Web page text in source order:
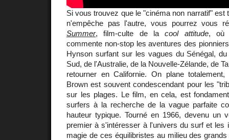
Si vous trouvez que le "cinéma non narratif" est
n'empêche pas l'autre, vous pourrez vous
Summer, film-culte de lacool attitude,
commente non-stop les aventures des
Hynson surfant sur les vagues du Sénégal,
Sud, de l'Australie, de la Nouvelle-Zélande, de
retourner en Californie. On plane
Brown est souvent condescendant pour les
sur les plages. Le film, en cela, est
surfers à la recherche de la vague parfaite
hauteur typique. Tourné en 1966, devenu un
premier à s'intéresser à l'univers du surf et les
magie de ces équilibristes au milieu des